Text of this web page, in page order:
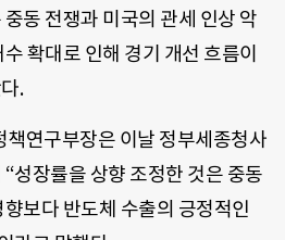
동 전쟁과 미국의 관세 인상 악
확대로 인해 경기 개선 흐름이
.
연구부장은 이날 정부세종청사
성장률을 상향 조정한 것은 중동
보다 반도체 수출의 긍정적인